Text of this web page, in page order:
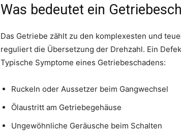
Was bedeutet ein
Das Getriebe zählt zu den komplexesten und
reguliert die Übersetzung der Drehzahl. Ein
Typische Symptome eines Getriebeschadens:
Ruckeln oder Aussetzer beim Gangwechsel
Ölaustritt am Getriebegehäuse
Ungewöhnliche Geräusche beim Schalten